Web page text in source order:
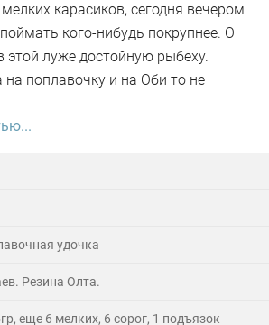
карасиков, сегодня вечером
кого-нибудь покрупнее. О
луже достойную рыбеху.
на поплавочку и на Оби то не
спиннинг. Поймал 8 наников.
домой. удочка
Резина Олта.
еще 6 мелких, 6 сорог, 1 подъязок